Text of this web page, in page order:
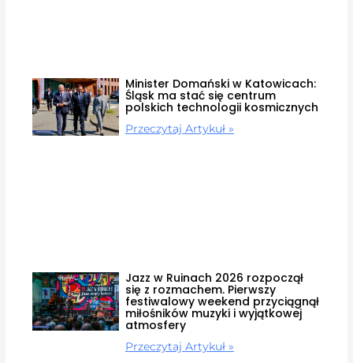
Minister Domański w Katowicach:
Śląsk ma stać się centrum
polskich technologii kosmicznych
Przeczytaj Artykuł »
Jazz w Ruinach 2026 rozpoczął
się z rozmachem. Pierwszy
festiwalowy weekend przyciągnął
miłośników muzyki i wyjątkowej
atmosfery
Przeczytaj Artykuł »